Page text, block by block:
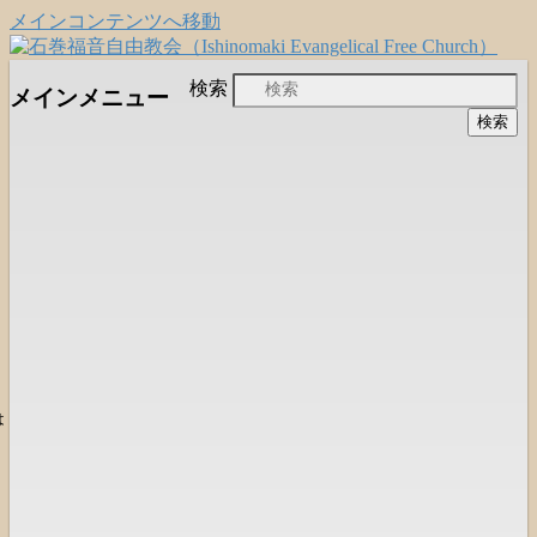
メインコンテンツへ移動
石巻福音自由教会
（Ishinomaki Evangelical Free
日本福音自由教会の有志による「石巻宣
教支援会」によって支えられる新しい
検索
メインメニュー